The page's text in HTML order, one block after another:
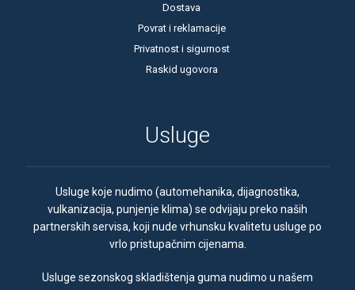
Dostava
Povrat i reklamacije
Privatnost i sigurnost
Raskid ugovora
Usluge
Usluge koje nudimo (automehanika, dijagnostika,
vulkanizacija, punjenje klima) se odvijaju preko naših
partnerskih servisa, koji nude vrhunsku kvalitetu usluge po
vrlo pristupačnim cijenama.
Usluge sezonskog skladištenja guma nudimo u našem